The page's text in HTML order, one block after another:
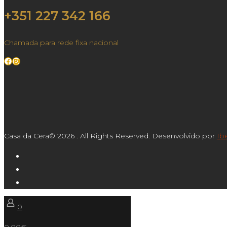
+351 227 342 166
Chamada para rede fixa nacional
Facebook
Instagram
Casa da Cera© 2026 . All Rights Reserved. Desenvolvido por
0